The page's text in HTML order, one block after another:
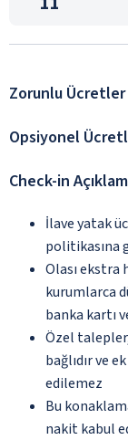
Zorunlu Ücretler
Opsiyonel
Check-in
İlave yatak
politikasına
Olası
kurumlarca
banka kartı
Özel
bağlıdır ve
edilemez
Bu
nakit kabul